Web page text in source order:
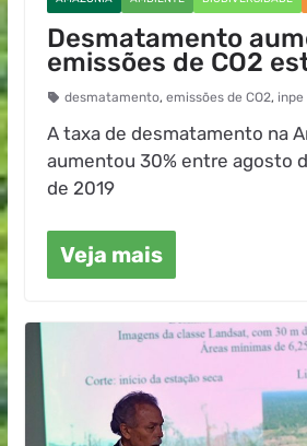
Desmatamento
emissões de CO2
desmatamento, emissões de CO2, inpe
A taxa de desmatamento na
aumentou 30% entre agosto
de 2019
Veja mais